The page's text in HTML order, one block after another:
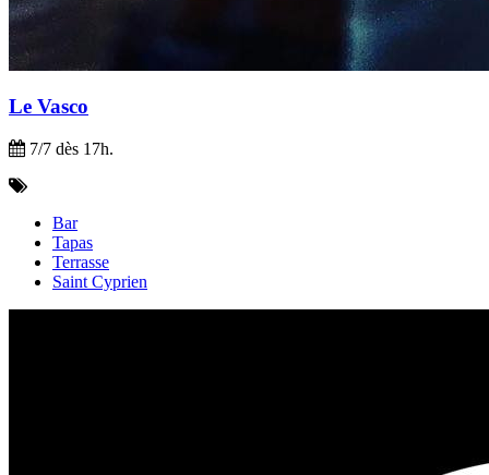
Le Vasco
7/7 dès 17h.
Bar
Tapas
Terrasse
Saint Cyprien